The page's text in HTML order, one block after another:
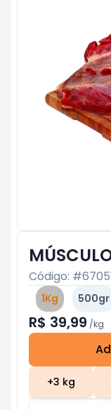
Código: #
1Kg 500gr
R$ 39,99 /kg
+3 kg